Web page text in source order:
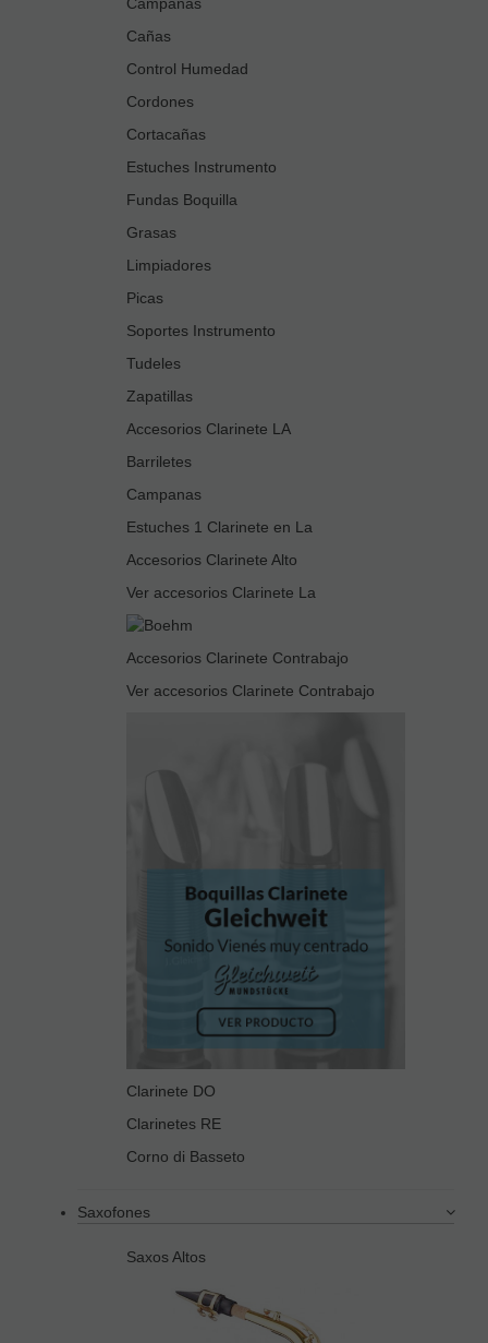
Cañas
Control Humedad
Cordones
Cortacañas
Estuches Instrumento
Fundas Boquilla
Grasas
Limpiadores
Picas
Soportes Instrumento
Tudeles
Zapatillas
Accesorios Clarinete LA
Barriletes
Campanas
Estuches 1 Clarinete en La
Accesorios Clarinete Alto
Ver accesorios Clarinete La
Accesorios Clarinete Contrabajo
Ver accesorios Clarinete Contrabajo
Clarinete DO
Clarinetes RE
Corno di Basseto
Saxofones
Saxos Altos